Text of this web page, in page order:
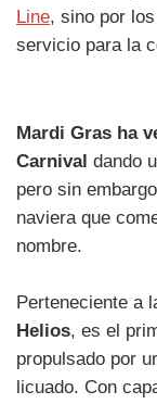
Line, sino por
servicio para la
Mardi Gras ha
Carnival dando
pero sin
naviera que
nombre.
Perteneciente a
Helios, es el
propulsado por
licuado. Con